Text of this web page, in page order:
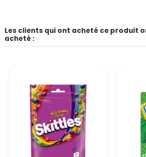
Les clients qui ont acheté ce produit
acheté :